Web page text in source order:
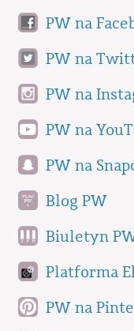
PW na
PW na
PW na
PW na
PW na
Blog PW
Biuletyn
Platforma
PW na